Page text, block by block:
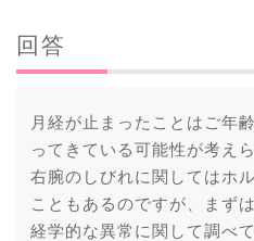
回答
月経が止まったことはご年
ってきている可能性が考え
右腕のしびれに関してはホ
こともあるのですが、まず
経学的な異常に関して調べ